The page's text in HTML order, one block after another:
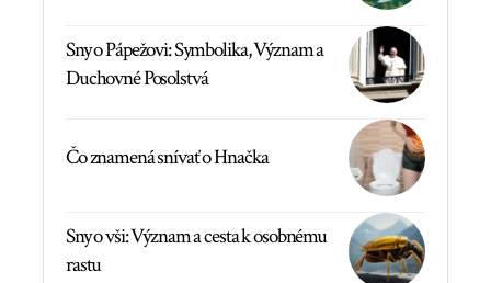
Sny o Pápežovi: Symbolika, Význam a
Duchovné Posolstvá
Čo znamená snívať o Hnačka
Sny o vši: Význam a cesta k osobnému
rastu